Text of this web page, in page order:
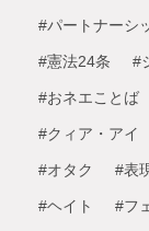
#パートナーシ
#憲法24条 #
#おネエことば
#クィア・アイ
#オタク #表
#ヘイト #フ